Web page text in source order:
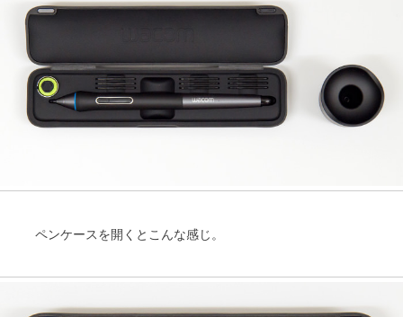
ペンケースを開くとこんな感じ。